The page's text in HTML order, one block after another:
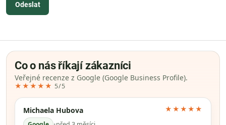
Odeslat
Co o nás říkají zákazníci
Veřejné recenze z Google (Google Business Profile).
★★★★★ 5/5
Michaela Hubova ★★★★★